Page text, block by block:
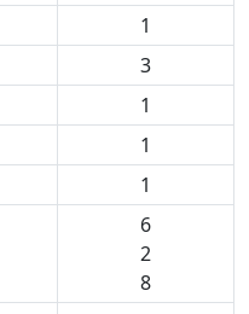
1
3
1
1
1
6
2
8